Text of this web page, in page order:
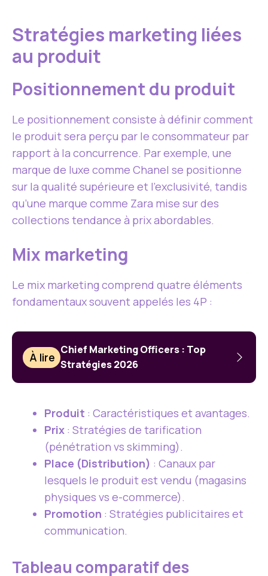
Stratégies marketing liées
au produit
Positionnement du produit
Le positionnement consiste à définir comment
le produit sera perçu par le consommateur par
rapport à la concurrence. Par exemple, une
marque de luxe comme Chanel se positionne
sur la qualité supérieure et l’exclusivité, tandis
qu’une marque comme Zara mise sur des
collections tendance à prix abordables.
Mix marketing
Le mix marketing comprend quatre éléments
fondamentaux souvent appelés les 4P :
À lire
Chief Marketing Officers : Top
Stratégies 2026
Produit : Caractéristiques et avantages.
Prix : Stratégies de tarification
(pénétration vs skimming).
Place (Distribution) : Canaux par
lesquels le produit est vendu (magasins
physiques vs e-commerce).
Promotion : Stratégies publicitaires et
communication.
Tableau comparatif des